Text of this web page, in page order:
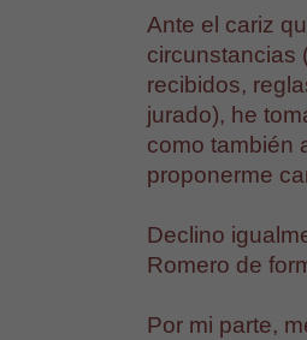
Ante el cariz
circunstancias
recibidos,
jurado), he
como también
proponerme
Declino
Romero de
Por mi parte,